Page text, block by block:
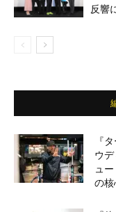
反響
『
ウ
ュ
の核